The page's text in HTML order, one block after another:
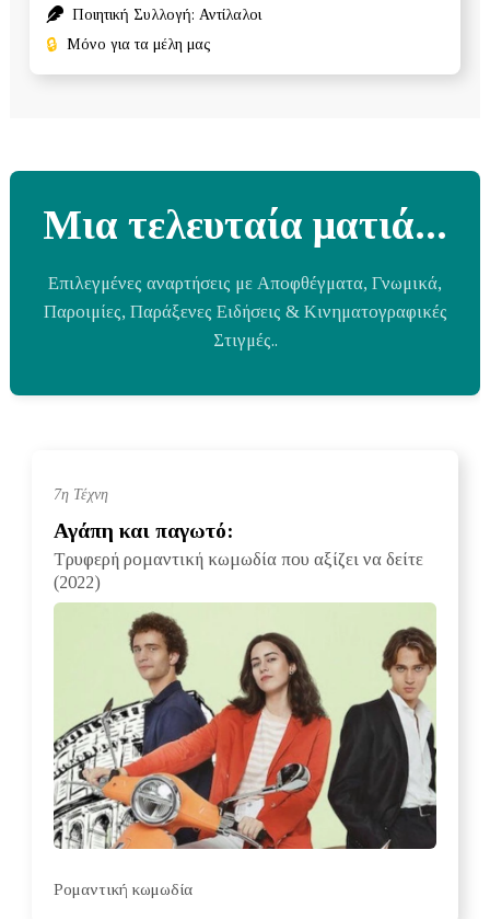
Ποιητική Συλλογή: Αντίλαλοι
🔒 Μόνο για τα μέλη μας
Μια τελευταία ματιά...
Επιλεγμένες αναρτήσεις με Αποφθέγματα, Γνωμικά,
Παροιμίες, Παράξενες Ειδήσεις & Κινηματογραφικές
Στιγμές..
7η Τέχνη
Αγάπη και παγωτό:
Τρυφερή ρομαντική κωμωδία που αξίζει να δείτε
(2022)
Ρομαντική κωμωδία